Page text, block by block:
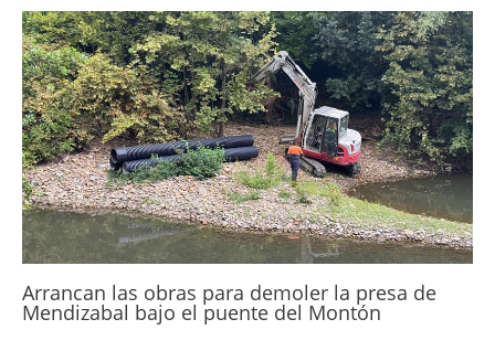
Arrancan las obras para demoler la presa de
Mendizabal bajo el puente del Montón